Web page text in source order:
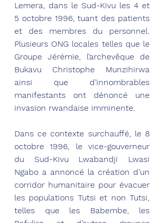
Lemera, dans le Sud-Kivu les 4 et
5 octobre 1996, tuant des patients
et des membres du personnel.
Plusieurs ONG locales telles que le
Groupe Jérémie, l’archevêque de
Bukavu Christophe Munzihirwa
ainsi que d’innombrables
manifestants ont dénoncé une
invasion rwandaise imminente.
Dans ce contexte surchauffé, le 8
octobre 1996, le vice-gouverneur
du Sud-Kivu Lwabandji Lwasi
Ngabo a annoncé la création d’un
corridor humanitaire pour évacuer
les populations Tutsi et non Tutsi,
telles que les Babembe, les